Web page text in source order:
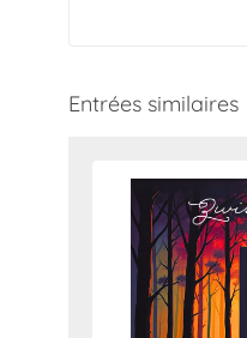
Entrées similaires